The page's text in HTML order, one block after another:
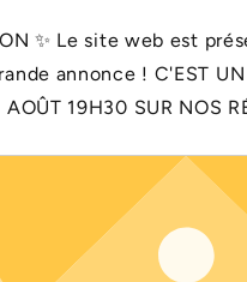
✨️ Le site web est
annonce ! C'EST UN
AOÛT 19H30 SUR NOS